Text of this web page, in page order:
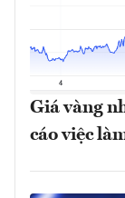
Giá vàng
cáo việc